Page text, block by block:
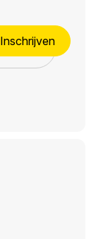
Inschrijven